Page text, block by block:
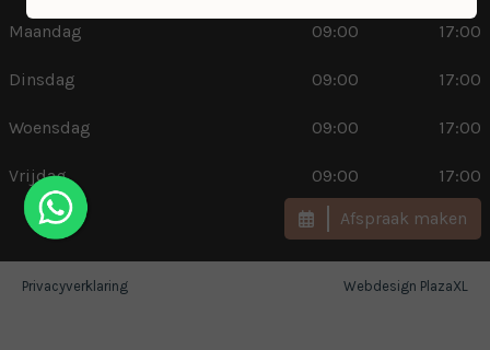
Maandag 09:00 17:00
Dinsdag 09:00 17:00
Woensdag 09:00 17:00
Vrijdag 09:00 17:00
Afspraak maken
Privacyverklaring Webdesign PlazaXL